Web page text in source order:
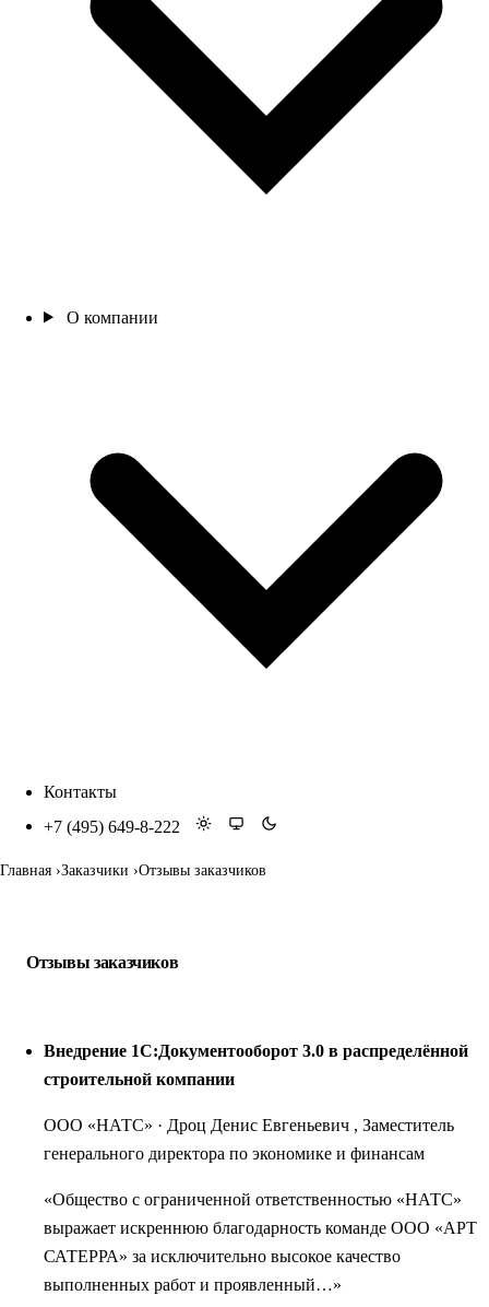
О компании
Контакты
+7 (495) 649-8-222
Главная Заказчики Отзывы заказчиков
Отзывы заказчиков
Внедрение 1С:Документооборот 3.0 в распределённой
строительной компании
ООО «НАТС» · Дроц Денис Евгеньевич , Заместитель
генерального директора по экономике и финансам
«Общество с ограниченной ответственностью «НАТС»
выражает искреннюю благодарность команде ООО «АРТ
САТЕРРА» за исключительно высокое качество
выполненных работ и проявленный…»